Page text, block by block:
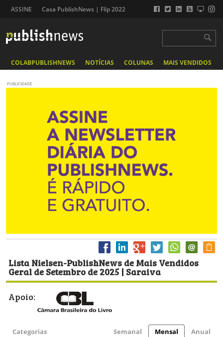
ASSINE Casa PublishNews | Flip 2022
COLABPUBLISHNEWS NOTÍCIAS COLUNAS MAIS VENDIDOS
PUBLICIDADE
Lista Nielsen-PublishNews de Mais Vendidos
Geral de Setembro de 2025 | Saraiva
Apoio:
Categorias Semanal Mensal Anual